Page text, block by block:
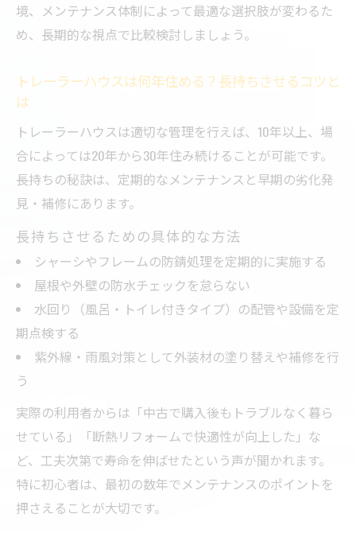
境、メンテナンス体制によって最適な選択肢が変わるた
め、長期的な視点で比較検討しましょう。
トレーラーハウスは何年住める？長持ちさせるコツと
は
トレーラーハウスは適切な管理を行えば、10年以上、場
合によっては20年から30年住み続けることが可能です。
長持ちの秘訣は、定期的なメンテナンスと早期の劣化発
見・補修にあります。
長持ちさせるための具体的な方法
シャーシやフレームの防錆処理を定期的に実施する
屋根や外壁の防水チェックを怠らない
水回り（風呂・トイレ付きタイプ）の配管や設備を定
期点検する
紫外線・雨風対策として外装材の塗り替えや補修を行
う
実際の利用者からは「中古で購入後もトラブルなく暮ら
せている」「断熱リフォームで快適性が向上した」な
ど、工夫次第で寿命を伸ばせたという声が聞かれます。
特に初心者は、最初の数年でメンテナンスのポイントを
押さえることが大切です。